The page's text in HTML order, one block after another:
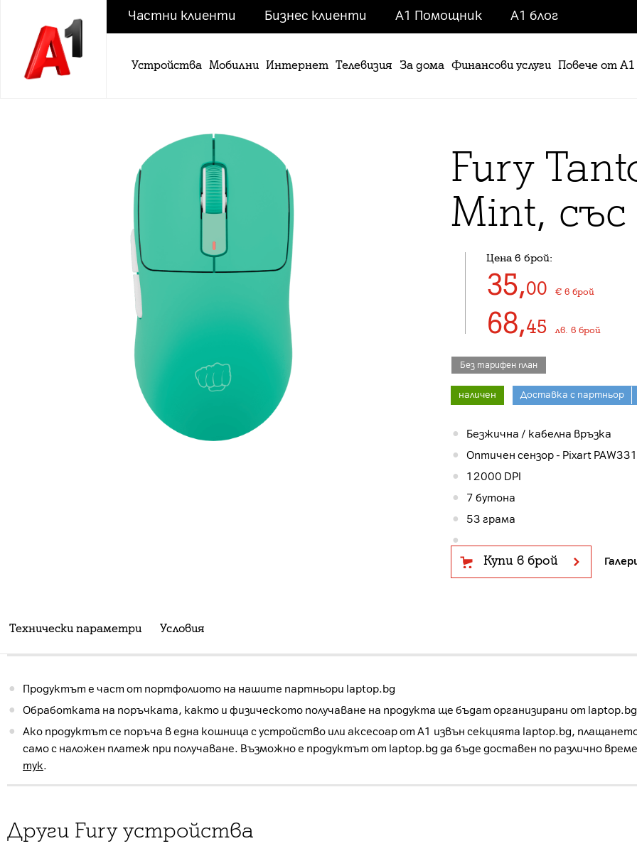
Частни клиенти Бизнес клиенти A1 Помощник A1 блог
Устройства Мобилни Интернет Телевизия За дома Финансови услуги Повече от А1
Fury
Mint,
Цена в брой:
35,00 € в брой
68,45 лв. в брой
Без тарифен план
наличен Доставка с партньор
Безжична / кабелна връзка
Оптичен сензор - Pixart
12000 DPI
7 бутона
53 грама
Купи в брой
Технически параметри Условия
Продуктът е част от портфолиото на нашите партньори laptop.bg
Обработката на поръчката, както и физическото получаване на продукта ще бъдат организирани от laptop.bg
Ако продуктът се поръча в една кошница с устройство или аксесоар от А1 извън секцията laptop.bg,
само с наложен платеж при получаване. Възможно е продуктът от laptop.bg да бъде доставен по различно
тук.
Други Fury устройства